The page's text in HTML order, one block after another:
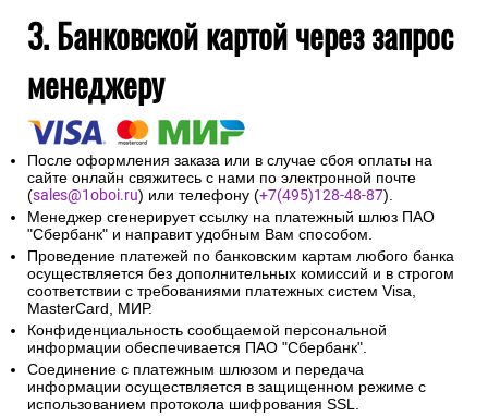
3. Банковской картой через запрос
менеджеру
После оформления заказа или в случае сбоя оплаты на
сайте онлайн свяжитесь с нами по электронной почте
(sales@1oboi.ru) или телефону (+7(495)128-48-87).
Менеджер сгенерирует ссылку на платежный шлюз ПАО
"Сбербанк" и направит удобным Вам способом.
Проведение платежей по банковским картам любого банка
осуществляется без дополнительных комиссий и в строгом
соответствии с требованиями платежных систем Visa,
MasterCard, МИР.
Конфиденциальность сообщаемой персональной
информации обеспечивается ПАО "Сбербанк".
Соединение с платежным шлюзом и передача
информации осуществляется в защищенном режиме с
использованием протокола шифрования SSL.